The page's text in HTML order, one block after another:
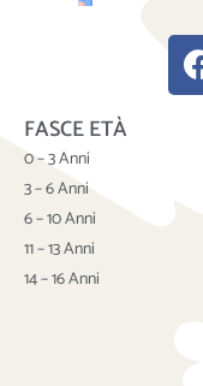
FASCE ETÀ
0 – 3 Anni
3 – 6 Anni
6 – 10 Anni
11 – 13 Anni
14 – 16 Anni